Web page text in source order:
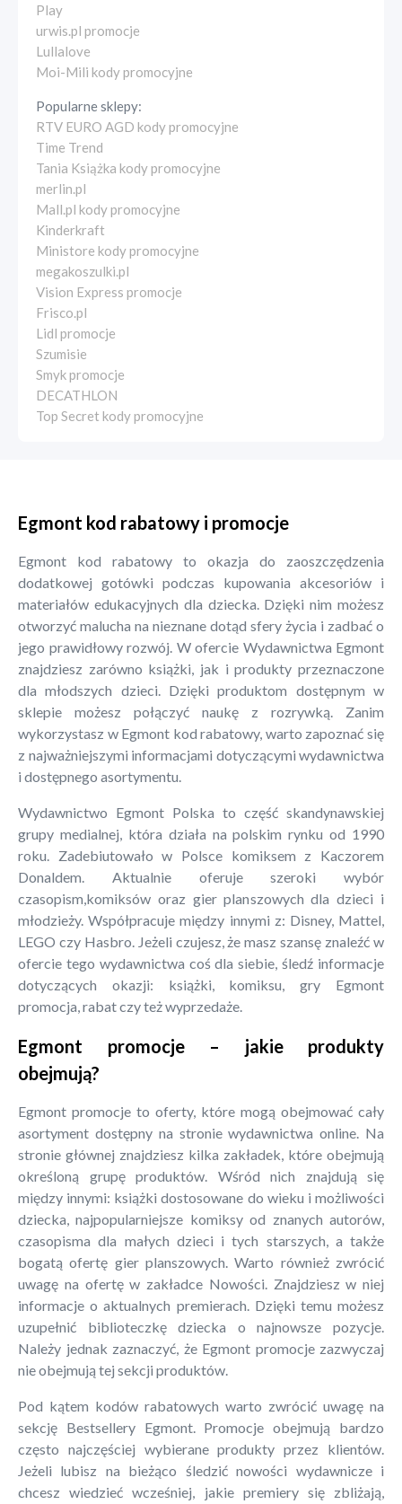
Play
urwis.pl promocje
Lullalove
Moi-Mili kody promocyjne
Popularne sklepy:
RTV EURO AGD kody promocyjne
Time Trend
Tania Książka kody promocyjne
merlin.pl
Mall.pl kody promocyjne
Kinderkraft
Ministore kody promocyjne
megakoszulki.pl
Vision Express promocje
Frisco.pl
Lidl promocje
Szumisie
Smyk promocje
DECATHLON
Top Secret kody promocyjne
Egmont kod rabatowy i promocje
Egmont kod rabatowy to okazja do zaoszczędzenia
dodatkowej gotówki podczas kupowania akcesoriów i
materiałów edukacyjnych dla dziecka. Dzięki nim możesz
otworzyć malucha na nieznane dotąd sfery życia i zadbać o
jego prawidłowy rozwój. W ofercie Wydawnictwa Egmont
znajdziesz zarówno książki, jak i produkty przeznaczone
dla młodszych dzieci. Dzięki produktom dostępnym w
sklepie możesz połączyć naukę z rozrywką. Zanim
wykorzystasz w Egmont kod rabatowy, warto zapoznać się
z najważniejszymi informacjami dotyczącymi wydawnictwa
i dostępnego asortymentu.
Wydawnictwo Egmont Polska to część skandynawskiej
grupy medialnej, która działa na polskim rynku od 1990
roku. Zadebiutowało w Polsce komiksem z Kaczorem
Donaldem. Aktualnie oferuje szeroki wybór
czasopism,komiksów oraz gier planszowych dla dzieci i
młodzieży. Współpracuje między innymi z: Disney, Mattel,
LEGO czy Hasbro. Jeżeli czujesz, że masz szansę znaleźć w
ofercie tego wydawnictwa coś dla siebie, śledź informacje
dotyczących okazji: książki, komiksu, gry Egmont
promocja, rabat czy też wyprzedaże.
Egmont promocje – jakie produkty
obejmują?
Egmont promocje to oferty, które mogą obejmować cały
asortyment dostępny na stronie wydawnictwa online. Na
stronie głównej znajdziesz kilka zakładek, które obejmują
określoną grupę produktów. Wśród nich znajdują się
między innymi: książki dostosowane do wieku i możliwości
dziecka, najpopularniejsze komiksy od znanych autorów,
czasopisma dla małych dzieci i tych starszych, a także
bogatą ofertę gier planszowych. Warto również zwrócić
uwagę na ofertę w zakładce Nowości. Znajdziesz w niej
informacje o aktualnych premierach. Dzięki temu możesz
uzupełnić biblioteczkę dziecka o najnowsze pozycje.
Należy jednak zaznaczyć, że Egmont promocje zazwyczaj
nie obejmują tej sekcji produktów.
Pod kątem kodów rabatowych warto zwrócić uwagę na
sekcję Bestsellery Egmont. Promocje obejmują bardzo
często najczęściej wybierane produkty przez klientów.
Jeżeli lubisz na bieżąco śledzić nowości wydawnicze i
chcesz wiedzieć wcześniej, jakie premiery się zbliżają,